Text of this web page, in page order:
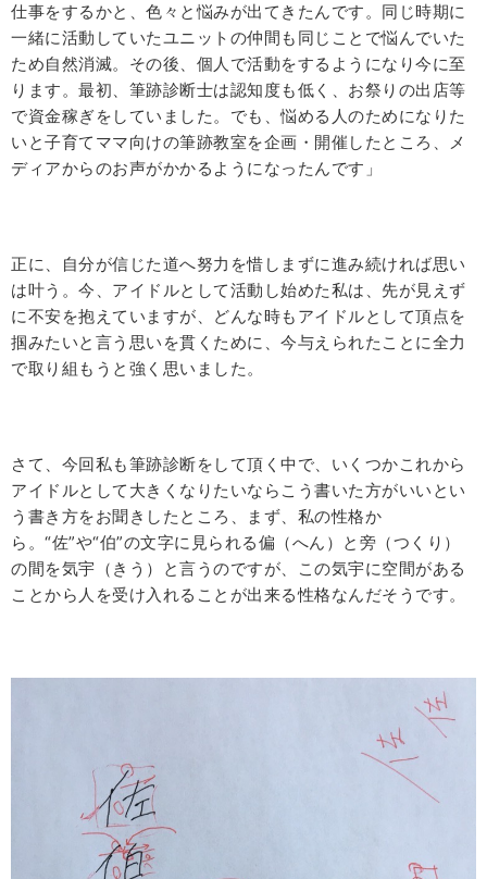
仕事をするかと、色々と悩みが出てきたんです。同じ時期に
一緒に活動していたユニットの仲間も同じことで悩んでいた
ため自然消滅。その後、個人で活動をするようになり今に至
ります。最初、筆跡診断士は認知度も低く、お祭りの出店等
で資金稼ぎをしていました。でも、悩める人のためになりた
いと子育てママ向けの筆跡教室を企画・開催したところ、メ
ディアからのお声がかかるようになったんです」
正に、自分が信じた道へ努力を惜しまずに進み続ければ思い
は叶う。今、アイドルとして活動し始めた私は、先が見えず
に不安を抱えていますが、どんな時もアイドルとして頂点を
掴みたいと言う思いを貫くために、今与えられたことに全力
で取り組もうと強く思いました。
さて、今回私も筆跡診断をして頂く中で、いくつかこれから
アイドルとして大きくなりたいならこう書いた方がいいとい
う書き方をお聞きしたところ、まず、私の性格か
ら。“佐”や“伯”の文字に見られる偏（へん）と旁（つくり）
の間を気宇（きう）と言うのですが、この気宇に空間がある
ことから人を受け入れることが出来る性格なんだそうです。